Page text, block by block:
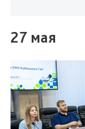
27 мая